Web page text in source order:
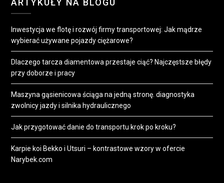
ARTYKUŁY NA BLOGU
Inwestycja we flotę i rozwój firmy transportowej: Jak mądrze
wybierać używane pojazdy ciężarowe?
Dlaczego tarcza diamentowa przestaje ciąć? Najczęstsze błędy
przy doborze i pracy
Maszyna gąsienicowa ściąga na jedną stronę. diagnostyka
zwolnicy jazdy i silnika hydraulicznego
Jak przygotować danie do transportu krok po kroku?
Karpie koi Bekko i Utsuri – kontrastowe wzory w ofercie
Narybek.com